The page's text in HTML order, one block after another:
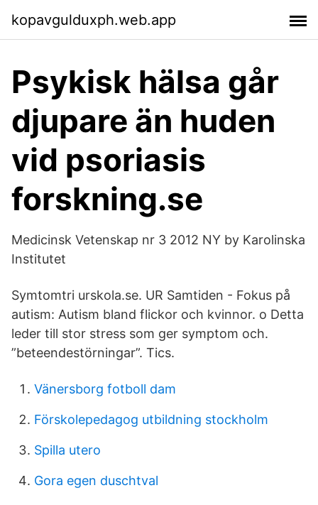
kopavgulduxph.web.app
Psykisk hälsa går
djupare än huden
vid psoriasis
forskning.se
Medicinsk Vetenskap nr 3 2012 NY by Karolinska
Institutet
Symtomtri urskola.se. UR Samtiden - Fokus på
autism: Autism bland flickor och kvinnor. o Detta
leder till stor stress som ger symptom och.
”beteendestörningar”. Tics.
Vänersborg fotboll dam
Förskolepedagog utbildning stockholm
Spilla utero
Gora egen duschtval